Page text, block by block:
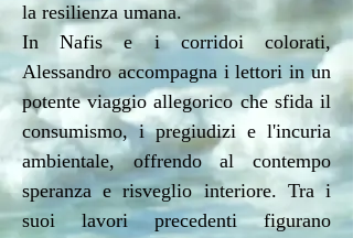
la resilienza umana.
In Nafis e i corridoi colorati,
Alessandro accompagna i lettori in un
potente viaggio allegorico che sfida il
consumismo, i pregiudizi e l'incuria
ambientale, offrendo al contempo
speranza e risveglio interiore. Tra i
suoi lavori precedenti figurano